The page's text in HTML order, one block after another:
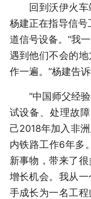
回到沃伊火车
杨建正在指导信号
道信号设备。“我
遇到他们不会的
作一遍。”杨建告诉
“中国师父经验
试设备、处理故
己2018年加入非
内铁路工作6年多
新事物，带来了
增长机会。我从
手成长为一名工